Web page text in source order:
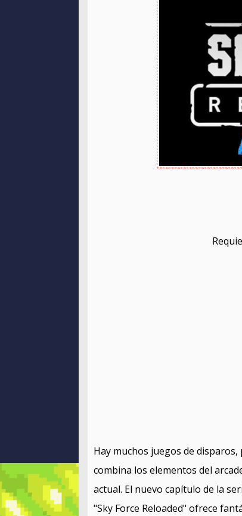
Hay muchos juegos de
combina los elementos del
actual. El nuevo capítulo de la
"Sky Force Reloaded" ofrece